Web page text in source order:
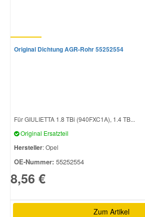
Original Dichtung AGR-Rohr 55252554
Für GIULIETTA 1.8 TBi (940FXC1A), 1.4 TB...
Original Ersatzteil
Hersteller: Opel
OE-Nummer: 55252554
8,56 €
Zum Artikel